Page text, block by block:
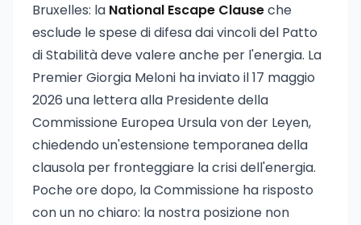
Bruxelles: la National Escape Clauseche
esclude le spese di difesa dai vincoli del Patto
di Stabilità deve valere anche per l'energia. La
Premier Giorgia Meloni ha inviato il 17 maggio
2026 una lettera alla Presidente della
Commissione Europea Ursula von der Leyen,
chiedendo un'estensione temporanea della
clausola per fronteggiare la crisi dell'energia.
Poche ore dopo, la Commissione ha risposto
con un no chiaro: la nostra posizione non